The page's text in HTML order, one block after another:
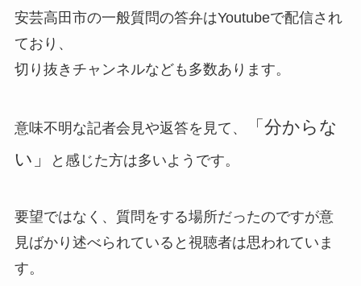
安芸高田市の一般質問の答弁はYoutubeで配信され
ており、
切り抜きチャンネルなども多数あります。
意味不明な記者会見や返答を見て、
「分からな
い」
と感じた方は多いようです。
要望ではなく、質問をする場所だったのですが意
見ばかり述べられていると視聴者は思われていま
す。